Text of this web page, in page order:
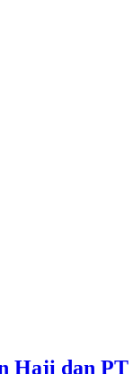
Haji dan